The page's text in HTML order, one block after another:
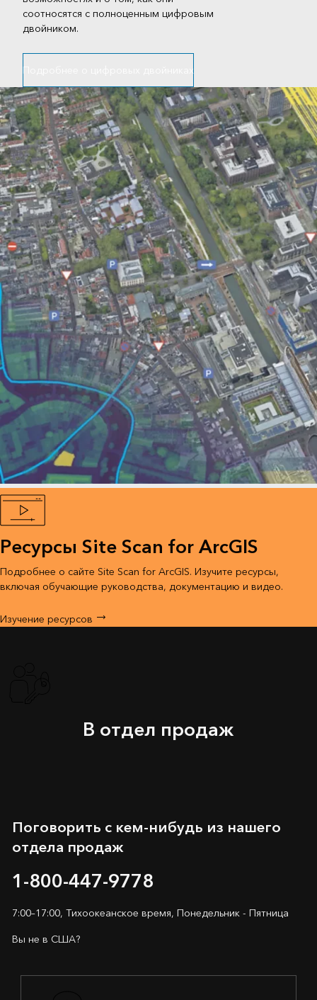
соотносятся с полноценным цифровым
двойником.
Подробнее о цифровых двойниках
Ресурсы Site Scan for ArcGIS
Подробнее о сайте Site Scan for ArcGIS. Изучите ресурсы,
включая обучающие руководства, документацию и видео.
Изучение ресурсов
В отдел продаж
Поговорить с кем-нибудь из нашего
отдела продаж
1-800-447-9778
7:00–17:00, Тихоокеанское время, Понедельник - Пятница
Вы не в США?